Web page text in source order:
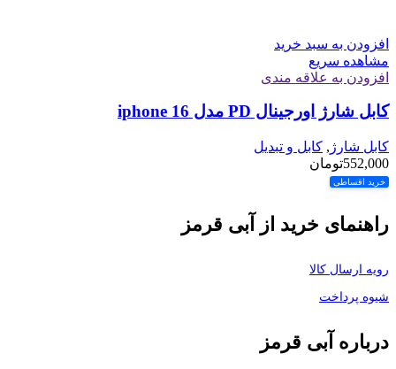
افزودن به سبد خرید
مشاهده سریع
افزودن به علاقه مندی
کابل شارژ اورجینال PD مدل iphone 16
کابل شارژ , کابل و تبدیل
552,000تومان
خرید اقساطی
راهنمای خرید از آبی قرمز
رویه ارسال کالا
شیوه پرداخت
درباره آبی قرمز